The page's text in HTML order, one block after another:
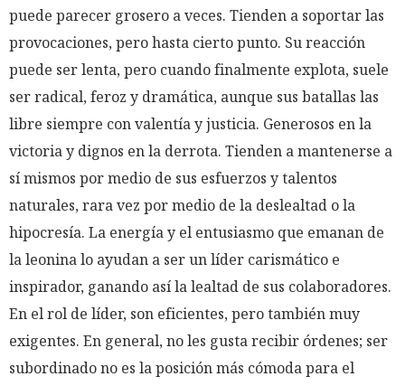
puede parecer grosero a veces. Tienden a soportar las
provocaciones, pero hasta cierto punto. Su reacción
puede ser lenta, pero cuando finalmente explota, suele
ser radical, feroz y dramática, aunque sus batallas las
libre siempre con valentía y justicia. Generosos en la
victoria y dignos en la derrota. Tienden a mantenerse a
sí mismos por medio de sus esfuerzos y talentos
naturales, rara vez por medio de la deslealtad o la
hipocresía. La energía y el entusiasmo que emanan de
la leonina lo ayudan a ser un líder carismático e
inspirador, ganando así la lealtad de sus colaboradores.
En el rol de líder, son eficientes, pero también muy
exigentes. En general, no les gusta recibir órdenes; ser
subordinado no es la posición más cómoda para el